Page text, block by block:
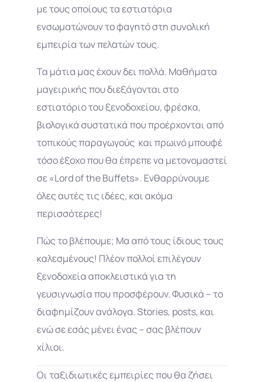
με τους οποίους τα εστιατόρια
ενσωματώνουν το φαγητό στη συνολική
εμπειρία των πελατών τους.
Τα μάτια μας έχουν δει πολλά. Μαθήματα
μαγειρικής που διεξάγονται στο
εστιατόριο του ξενοδοχείου, φρέσκα,
βιολογικά συστατικά που προέρχονται από
τοπικούς παραγωγούς και πρωινό μπουφέ
τόσο έξοχο που θα έπρεπε να μετονομαστεί
σε «Lord of the Buffets». Ενθαρρύνουμε
όλες αυτές τις ιδέες, και ακόμα
περισσότερες!
Πώς το βλέπουμε; Μα από τους ίδιους τους
καλεσμένους! Πλέον πολλοί επιλέγουν
ξενοδοχεία αποκλειστικά για τη
γευσιγνωσία που προσφέρουν. Φυσικά – το
διαφημίζουν ανάλογα. Stories, posts, και
ενώ σε εσάς μένει ένας – σας βλέπουν
χίλιοι.
Οι ταξιδιωτικές εμπειρίες που θα ζήσει